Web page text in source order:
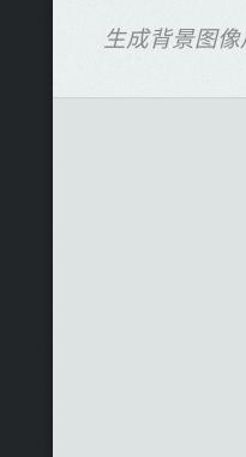
生成背景图像